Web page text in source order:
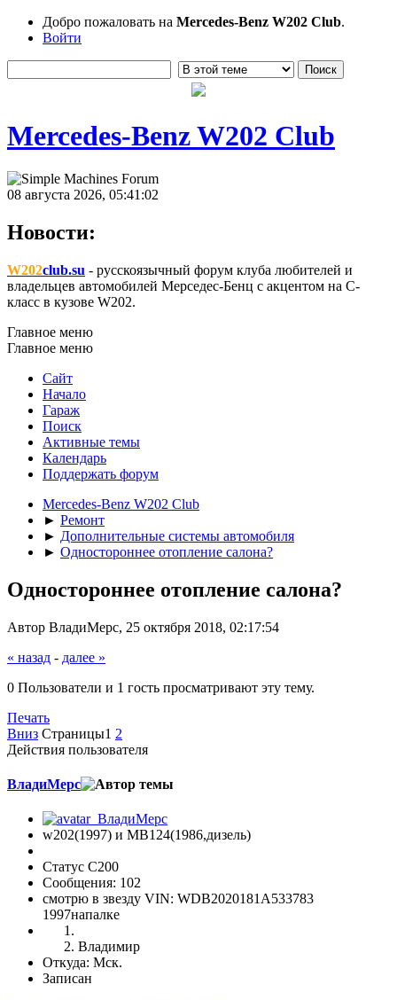
Добро пожаловать на Mercedes-Benz W202 Club.
Войти
Mercedes-Benz W202 Club
08 августа 2026, 05:41:02
Новости:
W202club.su - русскоязычный форум клуба любителей и
владельцев автомобилей Мерседес-Бенц с акцентом на C-
класс в кузове W202.
Главное меню
Главное меню
Сайт
Начало
Гараж
Поиск
Активные темы
Календарь
Поддержать форум
Mercedes-Benz W202 Club
► Ремонт
► Дополнительные системы автомобиля
► Одностороннее отопление салона?
Одностороннее отопление салона?
Автор ВладиМерс, 25 октября 2018, 02:17:54
« назад - далее »
0 Пользователи и 1 гость просматривают эту тему.
Печать
Вниз Страницы1 2
Действия пользователя
ВладиМерс
w202(1997) и МВ124(1986,дизель)
Статус C200
Сообщения: 102
смотрю в звезду VIN: WDB2020181A533783
1997напалке
Владимир
Откуда: Мск.
Записан